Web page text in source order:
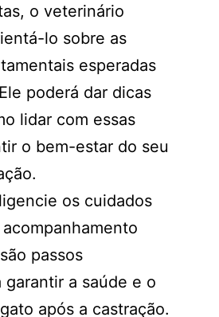
o veterinário
lo sobre as
esperadas
poderá dar dicas
lidar com essas
o bem-estar do seu
os cuidados
passos
a saúde e o
após a castração.